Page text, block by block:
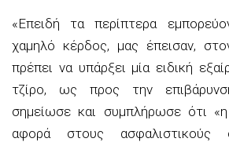
«Επειδή τα περίπτερα
χαμηλό κέρδος, μας έπεισαν,
πρέπει να υπάρξει μία ειδική
τζίρο, ως προς την
σημείωσε και συμπλήρωσε ότι
αφορά στους ασφαλιστικούς